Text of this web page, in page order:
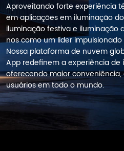
Aproveitando forte experiência
em aplicações em iluminação
iluminação festiva e iluminação
nos como um líder
Nossa plataforma de nuvem
App redefinem a experiência de
oferecendo maior
usuários em todo o mundo.